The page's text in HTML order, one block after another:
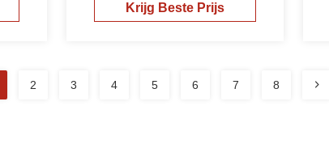
EnergieopslagKrijg Beste Prijs
2 3 4 5 6 7 8